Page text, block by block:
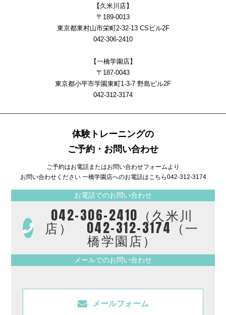
【久米川店】
〒189-0013
東京都東村山市栄町2-32-13 CSビル2F
042-306-2410
【一橋学園店】
〒187-0043
東京都小平市学園東町1-3-7 野島ビル2F
042-312-3174
体験トレーニングの
ご予約・お問い合わせ
ご予約はお電話またはお問い合わせフォームより
お問い合わせください 一橋学園店へのお電話はこちら042-312-3174
お電話でのお問い合わせ
042-306-2410（久米川
店） 042-312-3174（一
橋学園店）
メールでのお問い合わせ
メールフォーム